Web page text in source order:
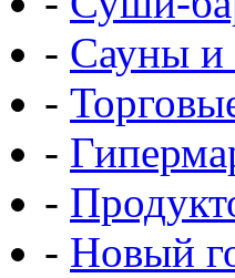
- Сауны и
-
-
-
- Новый